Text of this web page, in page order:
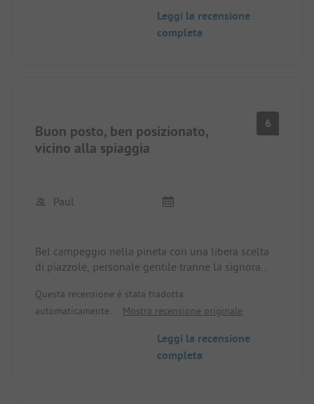
non ci sono servizi igienici in spiaggia. La città è
raggiungibile in pochi minuti a piedi.
Leggi la recensione
completa
Buon posto, ben posizionato,
vicino alla spiaggia
6
Paul
Bel campeggio nella pineta con una libera scelta
di piazzole, personale gentile tranne la signora
tenda da sole a causa degli alberi, ho dovuto
pagare un extra per questo, non è molto, ma per
del pagamento. 79€ pari a 332 PLN per due notti è
Questa recensione è stata tradotta
automaticamente.
Mostra recensione originale
Leggi la recensione
completa